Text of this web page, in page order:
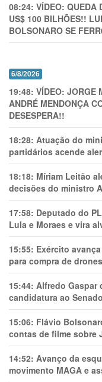
08:24: VÍDEO: QUEDA
US$ 100 BILHÕES!!
BOLSONARO SE
6/8/2026
19:48: VÍDEO: JORGE
ANDRÉ MENDONÇA
DESESPERA!!
18:28: Atuação do
partidários acende
18:18: Míriam Leitão
decisões do ministro
17:58: Deputado do
Lula e Moraes e vira
15:55: Exército
para compra de
15:44: Alfredo Gaspar
candidatura ao
15:06: Flávio
contas de filme sobre
14:52: Avanço da
movimento MAGA e